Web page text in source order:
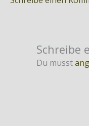
Schreibe
Du musst